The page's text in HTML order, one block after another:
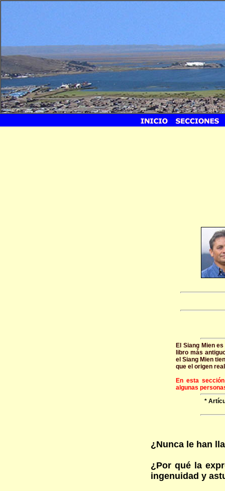
El Siang Mien
libro más
el Siang Mien
que el origen
En esta
algunas
*
¿Nunca le han
¿Por qué la
ingenuidad y